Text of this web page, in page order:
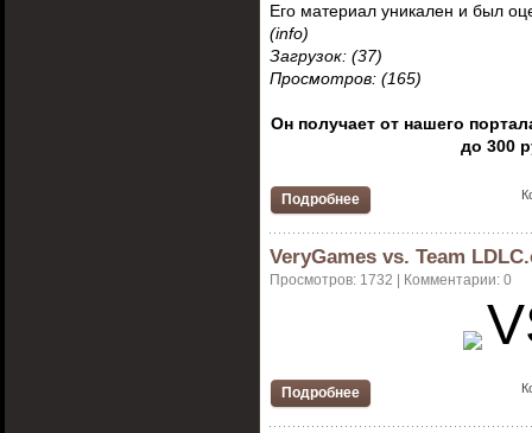
Его материал уникален и был
(info)
Загрузок: (37)
Просмотров: (165)
Он получает от нашего
до 300
Подробнее
VeryGames vs. Team
Просмотров: 1732 | Комментарии: 0
Подробнее